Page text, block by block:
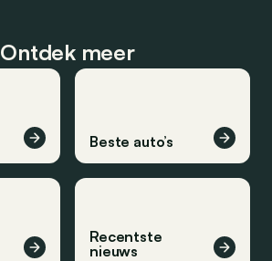
Ontdek meer
Beste auto’s
Recentste
nieuws